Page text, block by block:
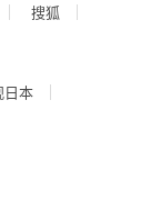
搜狐
日本